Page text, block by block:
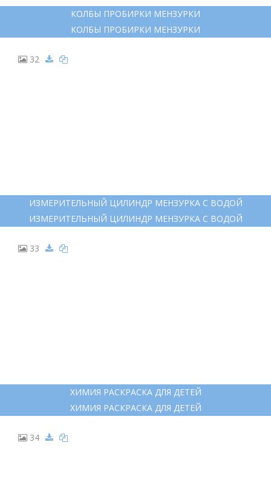
КОЛБЫ ПРОБИРКИ МЕНЗУРКИ
КОЛБЫ ПРОБИРКИ МЕНЗУРКИ
32
ИЗМЕРИТЕЛЬНЫЙ ЦИЛИНДР МЕНЗУРКА С ВОДОЙ
ИЗМЕРИТЕЛЬНЫЙ ЦИЛИНДР МЕНЗУРКА С ВОДОЙ
33
ХИМИЯ РАСКРАСКА ДЛЯ ДЕТЕЙ
ХИМИЯ РАСКРАСКА ДЛЯ ДЕТЕЙ
34